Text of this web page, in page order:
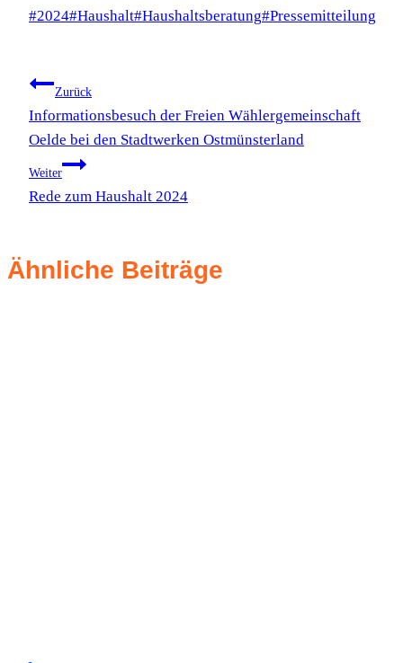
Schlagworte:
#2024#Haushalt#Haushaltsberatung#Pressemitteilung
Beitragsnavigation
Zurück
Informationsbesuch der Freien Wählergemeinschaft
Oelde bei den Stadtwerken Ostmünsterland
Weiter
Rede zum Haushalt 2024
Ähnliche Beiträge